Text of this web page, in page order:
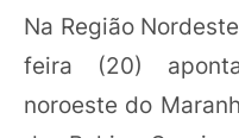
Na Região
feira (20)
noroeste do